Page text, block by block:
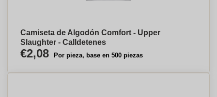
Camiseta de Algodón Comfort - Upper
Slaughter - Calldetenes
€2,08 Por pieza, base en 500 piezas